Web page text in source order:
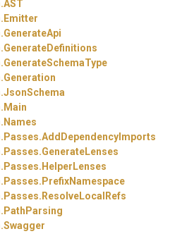
AST
Emitter
GenerateApi
GenerateDefinitions
GenerateSchemaType
Generation
JsonSchema
Main
Names
Passes.AddDependencyImports
Passes.GenerateLenses
Passes. HelperLenses
Passes. PrefixNamespace
Passes. ResolveLocalRefs
PathParsing
Swagger